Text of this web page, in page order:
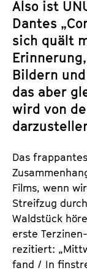
Also ist
Dantes
sich quält
Bildern
das aber
wird von
Das
Films, wenn
Streifzug
Waldstück
erste
rezitiert:
fand / In